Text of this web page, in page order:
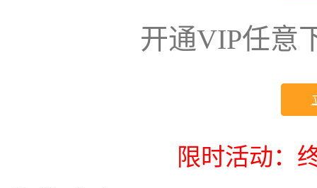
开通VIP任意
限时活动：